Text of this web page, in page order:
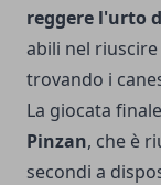
reggere l'urto
abili nel
trovando i
La giocata
Pinzan, che è
secondi a